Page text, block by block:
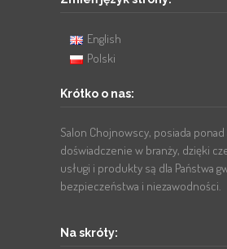
English
Polski
Krótko o nas:
Salon Chojnowscy, posiada
doświadczenie w branży, dzięki
usługi i produkty są dla Państwa
bezpieczeństwa i niezawodności.
Na skróty: